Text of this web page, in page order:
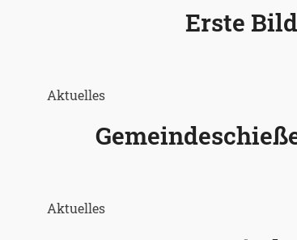
Erste
Aktuelles
Aktuelles